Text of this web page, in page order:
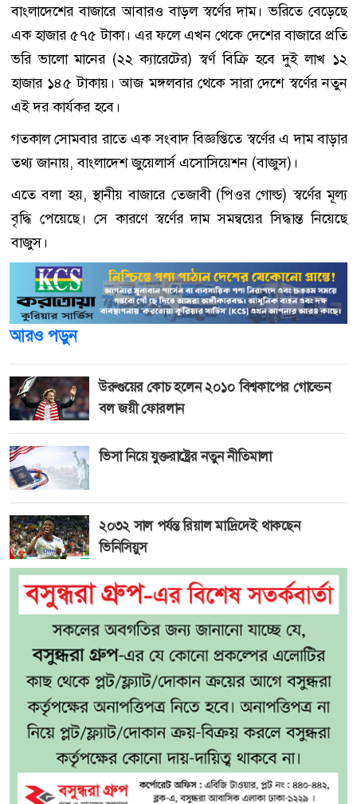
বাংলাদেশের বাজারে আবারও বাড়ল স্বর্ণের দাম। ভরিতে বেড়েছে
এক হাজার ৫৭৫ টাকা। এর ফলে এখন থেকে দেশের বাজারে প্রতি
ভরি ভালো মানের (২২ ক্যারেটের) স্বর্ণ বিক্রি হবে দুই লাখ ১২
হাজার ১৪৫ টাকায়। আজ মঙ্গলবার থেকে সারা দেশে স্বর্ণের নতুন
এই দর কার্যকর হবে।
গতকাল সোমবার রাতে এক সংবাদ বিজ্ঞপ্তিতে স্বর্ণের এ দাম বাড়ার
তথ্য জানায়, বাংলাদেশ জুয়েলার্স এসোসিয়েশন (বাজুস)।
এতে বলা হয়, স্থানীয় বাজারে তেজাবী (পিওর গোল্ড) স্বর্ণের মূল্য
বৃদ্ধি পেয়েছে। সে কারণে স্বর্ণের দাম সমন্বয়ের সিদ্ধান্ত নিয়েছে
বাজুস।
আরও পড়ুন
উরুগুয়ের কোচ হলেন ২০১০ বিশ্বকাপের গোল্ডেন
বল জয়ী ফোরলান
ভিসা নিয়ে যুক্তরাষ্ট্রের নতুন নীতিমালা
২০৩২ সাল পর্যন্ত রিয়াল মাদ্রিদেই থাকছেন
ভিনিসিয়ুস